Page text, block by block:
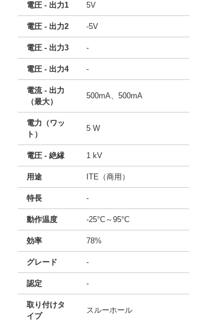
電圧 - 出力1 5V
電圧 - 出力2 -5V
電圧 - 出力3 -
電圧 - 出力4 -
電流 - 出力
（最大）
500mA、500mA
電力（ワッ
ト）
5 W
電圧 - 絶縁 1 kV
用途 ITE（商用）
特長 -
動作温度 -25°C～95°C
効率 78%
グレード -
認定 -
取り付けタ
イプ
スルーホール